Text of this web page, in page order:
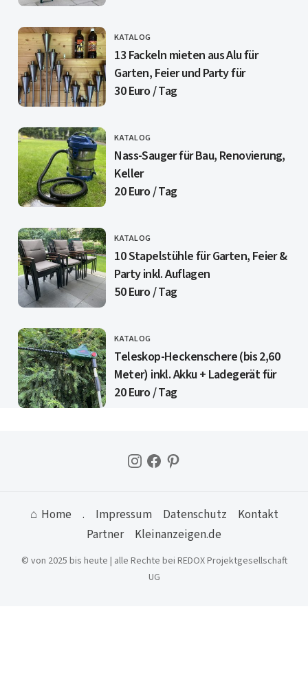
CATEGORY
KATALOG
13 Fackeln mieten aus Alu für
Garten, Feier und Party für
30 Euro / Tag
CATEGORY
KATALOG
Nass-Sauger für Bau, Renovierung,
Keller
20 Euro / Tag
CATEGORY
KATALOG
10 Stapelstühle für Garten, Feier &
Party inkl. Auflagen
50 Euro / Tag
CATEGORY
KATALOG
Teleskop-Heckenschere (bis 2,60
Meter) inkl. Akku + Ladegerät für
20 Euro / Tag
⌂ Home . Impressum Datenschutz
Kontakt
Partner
Kleinanzeigen.de
© von 2025 bis heute | alle Rechte bei REDOX Projektgesellschaft
UG